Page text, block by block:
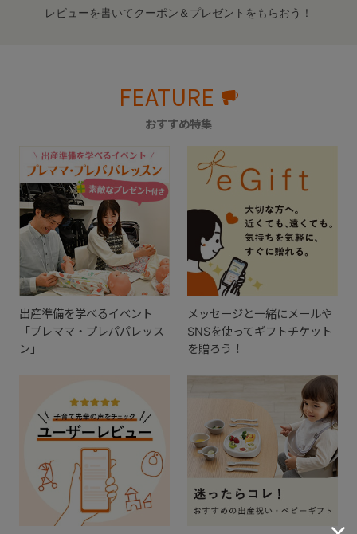
レビューを書いてクーポン＆プレゼントをもらおう！
FEATURE
おすすめ特集
出産準備を学べるイベント
「プレママ・プレパパレッス
ン」
メッセージと一緒にメールや
SNSを使ってギフトチケット
を贈ろう！